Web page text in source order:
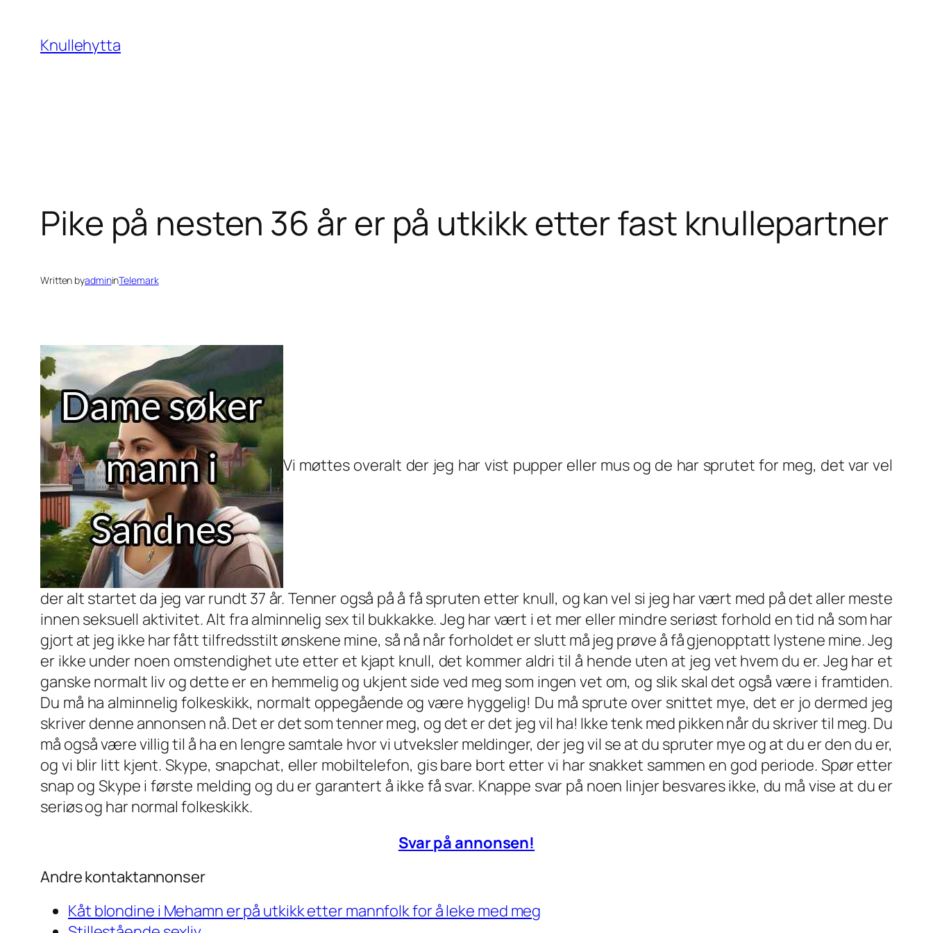
content
Knullehytta
Pike på nesten 36 år er på utkikk etter fast knullepartner
Written byadmininTelemark
Vi møttes overalt der jeg har vist pupper eller mus og de har sprutet for meg, det var vel
der alt startet da jeg var rundt 37 år. Tenner også på å få spruten etter knull, og kan vel si jeg har vært med på det aller meste
innen seksuell aktivitet. Alt fra alminnelig sex til bukkakke. Jeg har vært i et mer eller mindre seriøst forhold en tid nå som har
gjort at jeg ikke har fått tilfredsstilt ønskene mine, så nå når forholdet er slutt må jeg prøve å få gjenopptatt lystene mine. Jeg
er ikke under noen omstendighet ute etter et kjapt knull, det kommer aldri til å hende uten at jeg vet hvem du er. Jeg har et
ganske normalt liv og dette er en hemmelig og ukjent side ved meg som ingen vet om, og slik skal det også være i framtiden.
Du må ha alminnelig folkeskikk, normalt oppegående og være hyggelig! Du må sprute over snittet mye, det er jo dermed jeg
skriver denne annonsen nå. Det er det som tenner meg, og det er det jeg vil ha! Ikke tenk med pikken når du skriver til meg. Du
må også være villig til å ha en lengre samtale hvor vi utveksler meldinger, der jeg vil se at du spruter mye og at du er den du er,
og vi blir litt kjent. Skype, snapchat, eller mobiltelefon, gis bare bort etter vi har snakket sammen en god periode. Spør etter
snap og Skype i første melding og du er garantert å ikke få svar. Knappe svar på noen linjer besvares ikke, du må vise at du er
seriøs og har normal folkeskikk.
Svar på annonsen!
Andre kontaktannonser
Kåt blondine i Mehamn er på utkikk etter mannfolk for å leke med meg